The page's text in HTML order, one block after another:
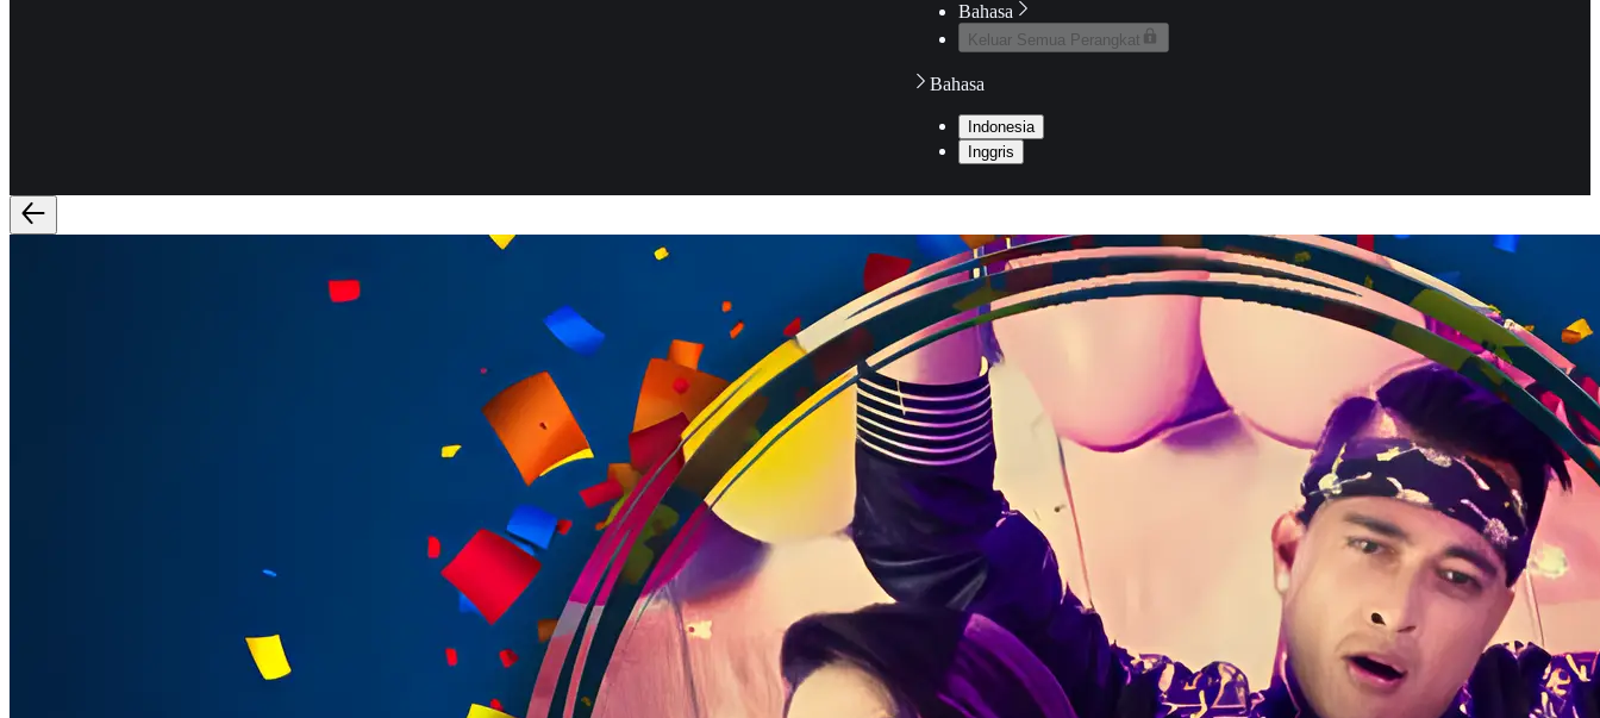
Bahasa
Keluar Semua Perangkat
Bahasa
Indonesia
Inggris